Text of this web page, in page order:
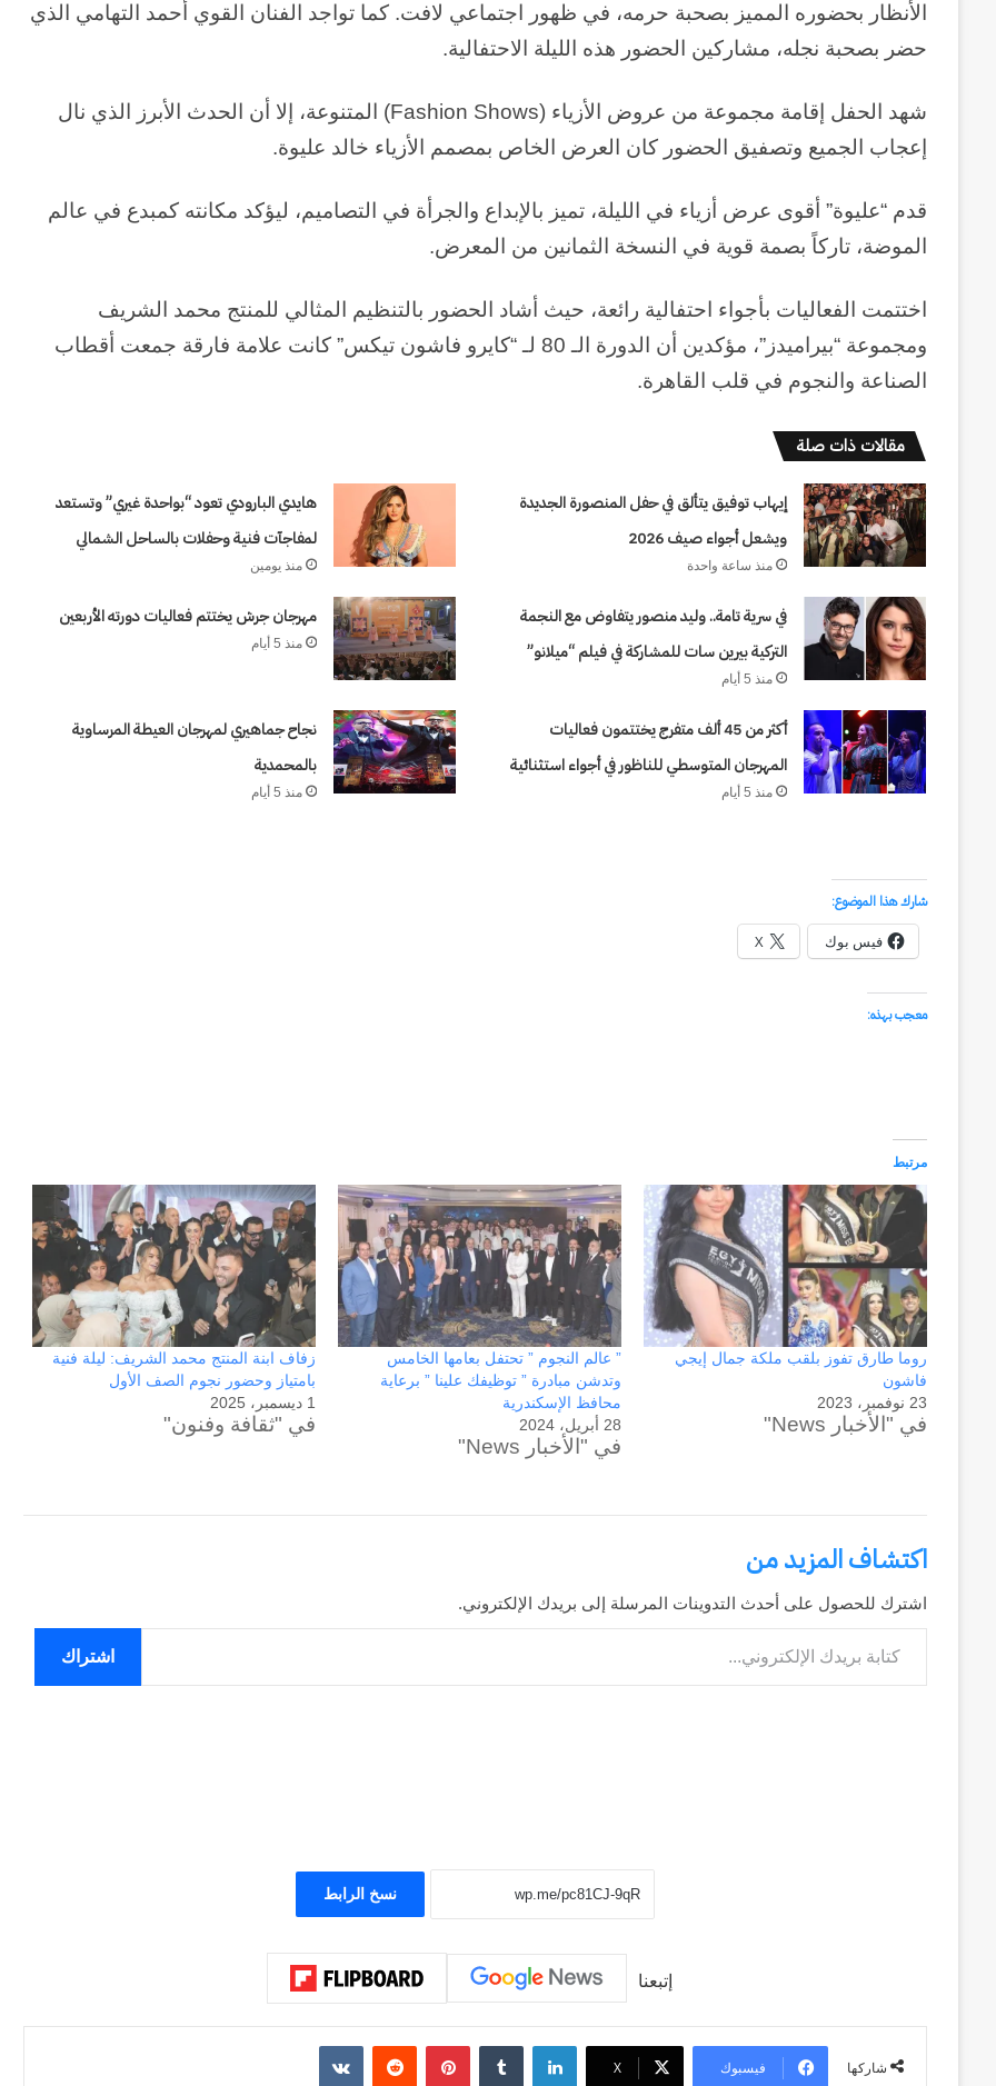
الأنظار بحضوره المميز بصحبة حرمه، في ظهور اجتماعي لافت. كما تواجد الفنان القوي أحمد التهامي الذي
حضر بصحبة نجله، مشاركين الحضور هذه الليلة الاحتفالية.
شهد الحفل إقامة مجموعة من عروض الأزياء (Fashion Shows) المتنوعة، إلا أن الحدث الأبرز الذي نال
إعجاب الجميع وتصفيق الحضور كان العرض الخاص بمصمم الأزياء خالد عليوة.
قدم “عليوة” أقوى عرض أزياء في الليلة، تميز بالإبداع والجرأة في التصاميم، ليؤكد مكانته كمبدع في عالم
الموضة، تاركاً بصمة قوية في النسخة الثمانين من المعرض.
اختتمت الفعاليات بأجواء احتفالية رائعة، حيث أشاد الحضور بالتنظيم المثالي للمنتج محمد الشريف
ومجموعة “بيراميدز”، مؤكدين أن الدورة الـ 80 لـ “كايرو فاشون تيكس” كانت علامة فارقة جمعت أقطاب
الصناعة والنجوم في قلب القاهرة.
مقالات ذات صلة
إيهاب توفيق يتألق في حفل المنصورة الجديدة
ويشعل أجواء صيف 2026
منذ ساعة واحدة
هايدي البارودي تعود “بواحدة غيري” وتستعد
لمفاجآت فنية وحفلات بالساحل الشمالي
منذ يومين
في سرية تامة.. وليد منصور يتفاوض مع النجمة
التركية بيرين سات للمشاركة في فيلم “ميلانو”
منذ 5 أيام
مهرجان جرش يختتم فعاليات دورته الأربعين
منذ 5 أيام
أكثر من 45 ألف متفرج يختتمون فعاليات
المهرجان المتوسطي للناظور في أجواء استثنائية
منذ 5 أيام
نجاح جماهيري لمهرجان العيطة المرساوية
بالمحمدية
منذ 5 أيام
شارك هذا الموضوع:
فيس بوك
X
معجب بهذه:
مرتبط
روما طارق تفوز بلقب ملكة جمال إيجي
فاشون
23 نوفمبر، 2023
في "الأخبار News"
” عالم النجوم ” تحتفل بعامها الخامس
وتدشن مبادرة ” توظيفك علينا ” برعاية
محافظ الإسكندرية
28 أبريل، 2024
في "الأخبار News"
زفاف ابنة المنتج محمد الشريف: ليلة فنية
بامتياز وحضور نجوم الصف الأول
1 ديسمبر، 2025
في "ثقافة وفنون"
اكتشاف المزيد من
اشترك للحصول على أحدث التدوينات المرسلة إلى بريدك الإلكتروني.
كتابة بريدك الإلكتروني...
اشتراك
نسخ الرابط
إتبعنا
شاركها فيسبوك ‫X
لينكدإن
‏Tumblr بينتيريست
‏Reddit
‏VKontakte
في قلب الغربة
السويس:
التأميم
إلى
الريادة…
وطن
على
مجرى
منذ أسبوعين
قناة السويس: من التأميم إلى الريادة… رحلة وطن
على مجرى مائي
…
بقلم
نورا
سمير
سعيد
منذ أسبوعين
قادمة من الصعيد (١)…بقلم / نورا سمير سعيد فرج